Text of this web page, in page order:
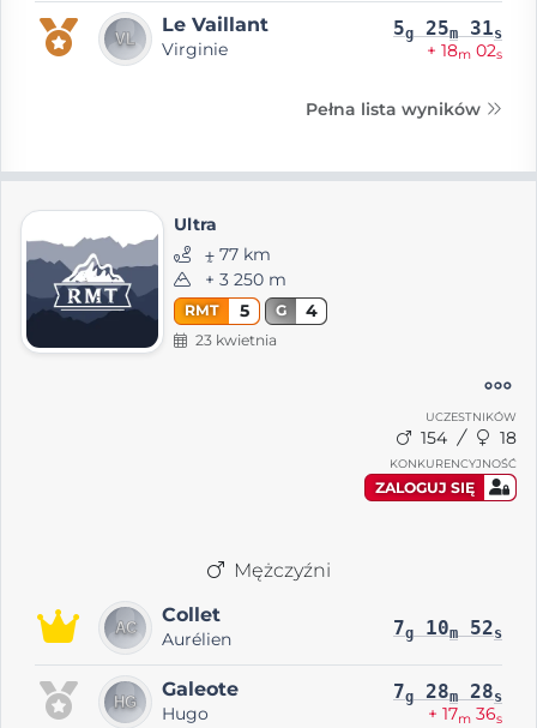
Le Vaillant
Virginie
5g 25m 31s
+ 18m 02s
Pełna lista wyników
Ultra
⨦ 77 km
+ 3 250 m
RMT 5 G 4
23 kwietnia
UCZESTNIKÓW
154 18
KONKURENCYJNOŚĆ
ZALOGUJ SIĘ
Mężczyźni
Collet
Aurélien 7g 10m 52s
Galeote
Hugo
7g 28m 28s
+ 17m 36s